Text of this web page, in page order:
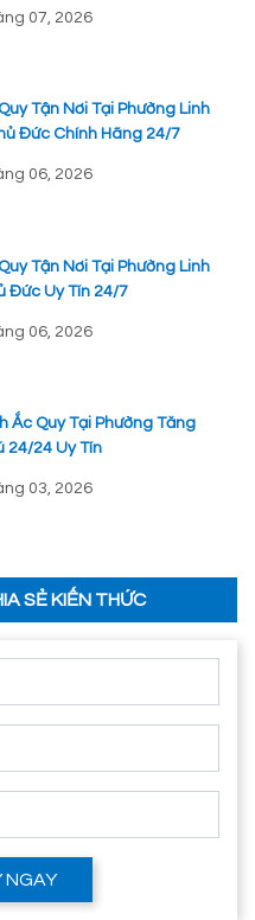
07, 2026
Tận Nơi Tại Phường Linh
Đức Chính Hãng 24/7
06, 2026
Tận Nơi Tại Phường Linh
Đức Uy Tín 24/7
06, 2026
Ắc Quy Tại Phường Tăng
24/24 Uy Tín
03, 2026
SẺ KIẾN THỨC
NGAY